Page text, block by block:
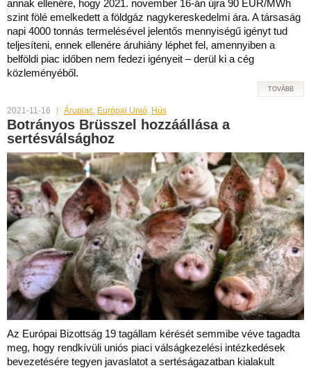
annak ellenére, hogy 2021. november 16-án újra 90 EUR/MWh
szint fölé emelkedett a földgáz nagykereskedelmi ára. A társaság
napi 4000 tonnás termelésével jelentős mennyiségű igényt tud
teljesíteni, ennek ellenére áruhiány léphet fel, amennyiben a
belföldi piac időben nem fedezi igényeit – derül ki a cég
közleményéből.
TOVÁBB
2021-11-16 Árupiac, Európai Unió, Hús
Botrányos Brüsszel hozzáállása a
sertésválsághoz
Az Európai Bizottság 19 tagállam kérését semmibe véve tagadta
meg, hogy rendkívüli uniós piaci válságkezelési intézkedések
bevezetésére tegyen javaslatot a sertéságazatban kialakult